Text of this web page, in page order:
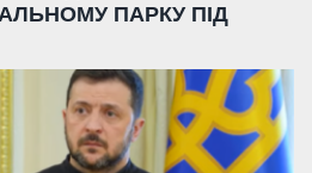
ПАРКУ ПІД